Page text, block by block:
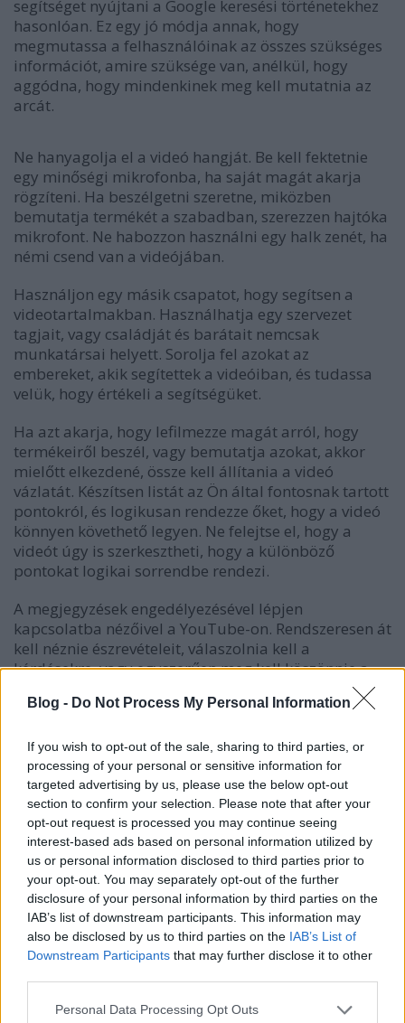
Blog - Do Not Process My Personal Information
If you wish to opt-out of the sale, sharing to third parties, or
processing of your personal or sensitive information for
targeted advertising by us, please use the below opt-out
section to confirm your selection. Please note that after your
opt-out request is processed you may continue seeing
interest-based ads based on personal information utilized by
us or personal information disclosed to third parties prior to
your opt-out. You may separately opt-out of the further
disclosure of your personal information by third parties on the
IAB’s list of downstream participants. This information may
also be disclosed by us to third parties on the IAB’s List of
Downstream Participants that may further disclose it to other
Please note that this website/app uses one or more Google
Personal Data Processing Opt Outs
segítséget nyújtani a Google keresési történetekhez
hasonlóan. Ez egy jó módja annak, hogy
megmutassa a felhasználóinak az összes szükséges
információt, amire szüksége van, anélkül, hogy
aggódna, hogy mindenkinek meg kell mutatnia az
arcát.
Ne hanyagolja el a videó hangját. Be kell fektetnie
egy minőségi mikrofonba, ha saját magát akarja
rögzíteni. Ha beszélgetni szeretne, miközben
bemutatja termékét a szabadban, szerezzen hajtóka
mikrofont. Ne habozzon használni egy halk zenét, ha
némi csend van a videójában.
Használjon egy másik csapatot, hogy segítsen a
videotartalmakban. Használhatja egy szervezet
tagjait, vagy családját és barátait nemcsak
munkatársai helyett. Sorolja fel azokat az
embereket, akik segítettek a videóiban, és tudassa
velük, hogy értékeli a segítségüket.
Ha azt akarja, hogy lefilmezze magát arról, hogy
termékeiről beszél, vagy bemutatja azokat, akkor
mielőtt elkezdené, össze kell állítania a videó
vázlatát. Készítsen listát az Ön által fontosnak tartott
pontokról, és logikusan rendezze őket, hogy a videó
könnyen követhető legyen. Ne felejtse el, hogy a
videót úgy is szerkesztheti, hogy a különböző
pontokat logikai sorrendbe rendezi.
A megjegyzések engedélyezésével lépjen
kapcsolatba nézőivel a YouTube-on. Rendszeresen át
kell néznie észrevételeit, válaszolnia kell a
kérdésekre, vagy egyszerűen meg kell köszönnie a
felhasználók visszajelzését. Ne habozzon törölni a
negatív megjegyzéseket, hogy a felhasználók jól
Figyelnie kell minden olyan videóra, amelyet
válaszként tettek közzé, és esetleg fel kell tüntetnie,
ha releváns a témája szempontjából.
Ismerje meg közönségét. A meggyőző videók értékes
betekintést és információkat kínálnak, amelyeket a
célközönség hallani akar. Az írott tartalomhoz
hasonlóan meg kell értenie a célközönséget és azt,
hogy miért kell más videókhoz néznie a videót.
Amikor tudja, mit szeretne megosztani, próbálja
meg kisebb részletekben rögzíteni a videóit, hogy az
információk könnyebben érthetők legyenek.
Ne hagyja figyelmen kívül a videóiban található